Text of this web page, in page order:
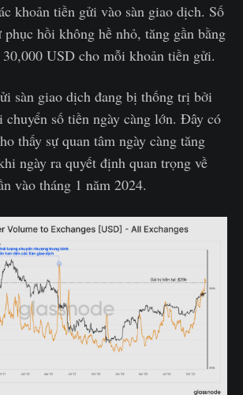
khoản tiền gửi vào sàn giao dịch. Số
phục hồi không hề nhỏ, tăng gần bằng
USD cho mỗi khoản tiền gửi.
sàn giao dịch đang bị thống trị bởi
chuyển số tiền ngày càng lớn. Đây có
thấy sự quan tâm ngày càng tăng
ngày ra quyết định quan trọng về
vào tháng 1 năm 2024.